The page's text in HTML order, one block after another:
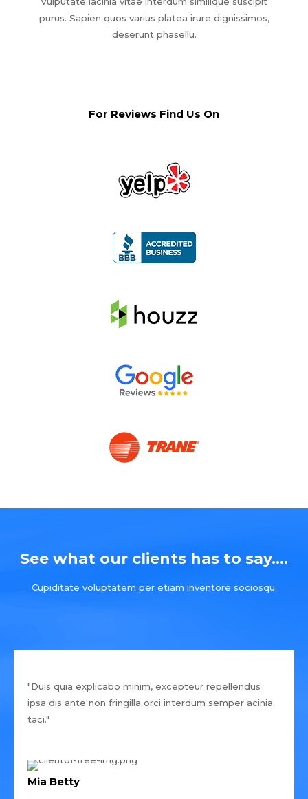
purus. Sapien quos varius platea irure dignissimos,
deserunt phasellu.
For Reviews Find Us On
See what our clients has to say....
Cupiditate voluptatem per etiam inventore sociosqu.
"Duis quia explicabo minim, excepteur repellendus
ipsa dis ante non fringilla orci interdum semper acinia
taci."
Mia Betty